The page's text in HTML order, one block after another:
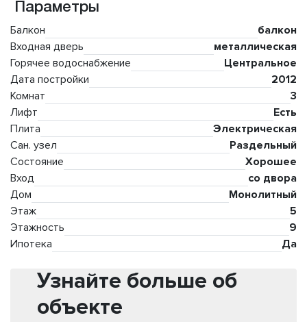
Параметры
Балкон
балкон
Входная дверь
металлическая
Горячее водоснабжение
Центральное
Дата постройки
2012
Комнат
3
Лифт
Есть
Плита
Электрическая
Сан. узел
Раздельный
Состояние
Хорошее
Вход
со двора
Дом
Монолитный
Этаж
5
Этажность
9
Ипотека
Да
Узнайте больше об
объекте